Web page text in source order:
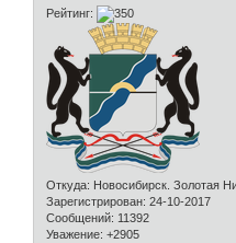
Рейтинг:
Откуда: Новосибирск. Золотая
Зарегистрирован: 24-10-2017
Сообщений: 11392
Уважение: +2905